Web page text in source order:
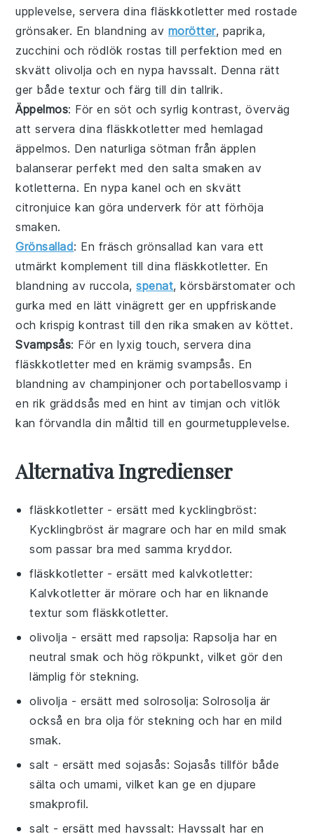
upplevelse, servera dina fläskkotletter medrostade
grönsaker. En blandning av morötter, paprika,
zucchini och rödlök rostas till perfektion med en
skvätt olivolja och en nypahavssalt. Denna rätt
ger både textur och färg till din tallrik.
Äppelmos: För en söt och syrlig kontrast, överväg
att servera dina fläskkotletter med hemlagad
äppelmos. Den naturliga sötman frånäpplen
balanserar perfekt med den salta smaken av
kotletterna. En nypa kanel och en skvätt
citronjuice kan göra underverk för att förhöja
smaken.
Grönsallad: En fräschgrönsallad kan vara ett
utmärkt komplement till dina fläskkotletter. En
blandning av ruccola,spenat,körsbärstomater och
gurka med en lättvinägrett ger en uppfriskande
och krispig kontrast till den rika smaken av köttet.
Svampsås: För en lyxig touch, servera dina
fläskkotletter med en krämig svampsås. En
blandning av champinjoner ochportabellosvamp i
en rik gräddsås med en hint av timjan ochvitlök
kan förvandla din måltid till en gourmetupplevelse.
Alternativa Ingredienser
fläskkotletter - ersätt medkycklingbröst:
Kycklingbröst är magrare och har en mild smak
som passar bra med samma kryddor.
fläskkotletter - ersätt medkalvkotletter:
Kalvkotletter är mörare och har en liknande
textur som fläskkotletter.
olivolja - ersätt medrapsolja: Rapsolja har en
neutral smak och hög rökpunkt, vilket gör den
lämplig för stekning.
olivolja - ersätt medsolrosolja: Solrosolja är
också en bra olja för stekning och har en mild
smak.
salt - ersätt medsojasås: Sojasås tillför både
sälta och umami, vilket kan ge en djupare
smakprofil.
salt - ersätt medhavssalt: Havssalt har en